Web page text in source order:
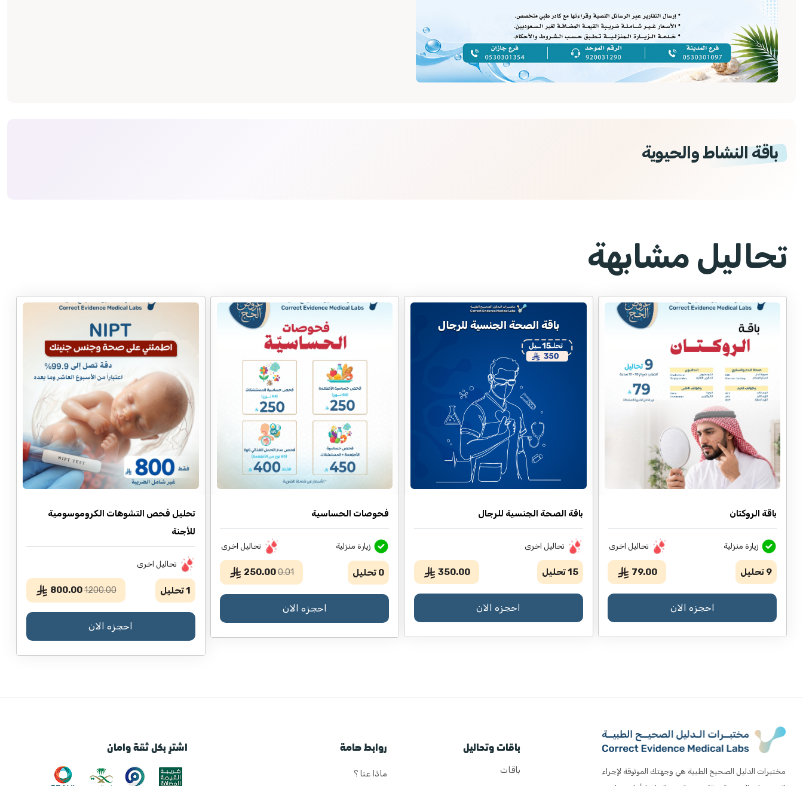
باقة النشاط والحيوية
تحاليل مشابهة
باقة الروكتان
زيارة منزلية تحاليل اخرى
9 تحليل 79.00
احجزه الان
باقة الصحة الجنسية للرجال
تحاليل اخرى
15تحليل 350.00
احجزه الان
فحوصات الحساسية
زيارة منزلية تحاليل اخرى
0 تحليل 0.01
250.00
احجزه الان
تحليل فحص التشوهات الكروموسومية
للأجنة
تحاليل اخرى
1تحليل 1200.00
800.00
احجزه الان
مختبرات الدليل الصحيح الطبية هي وجهتك الموثوقة لإجراء
باقات وتحاليل
باقات
روابط هامة
ماذا عنا ؟
اشترِ بكل ثقة وامان